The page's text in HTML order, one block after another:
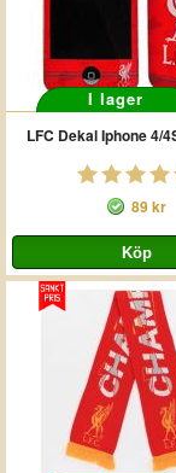
I lager
LFC Dekal Iphone 4/
89 kr